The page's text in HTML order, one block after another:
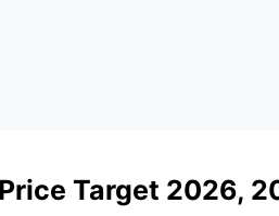
Target 2026,